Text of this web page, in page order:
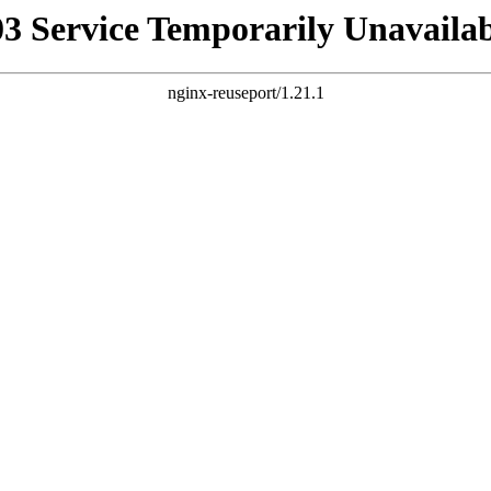
Service Temporarily
nginx-reuseport/1.21.1